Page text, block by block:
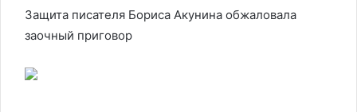
Защита писателя Бориса Акунина обжаловала
заочный приговор